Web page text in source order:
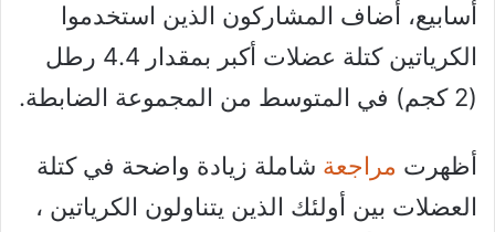
أسابيع، أضاف المشاركون الذين استخدموا
الكرياتين كتلة عضلات أكبر بمقدار 4.4 رطل
(2 كجم) في المتوسط ​​من المجموعة الضابطة.
أظهرت مراجعة شاملة زيادة واضحة في كتلة
العضلات بين أولئك الذين يتناولون الكرياتين ،